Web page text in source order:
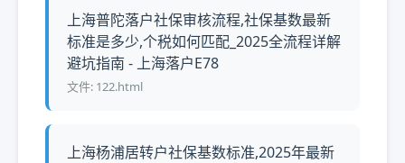
上海普陀落户社保审核流程,社保基数最新
标准是多少,个税如何匹配_2025全流程详解
避坑指南 - 上海落户E78
文件: 122.html
上海杨浦居转户社保基数标准,2025年最新